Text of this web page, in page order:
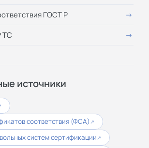
ГОСТ Р
ТС
источники
соответствия (ФСА) ↗
систем сертификации ↗